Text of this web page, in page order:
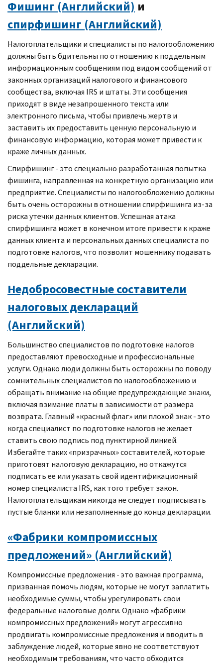
Фишинг (Английский) и
спирфишинг (Английский)
Налогоплательщики и специалисты по налогообложению
должны быть бдительны по отношению к поддельным
информационным сообщениям под видом сообщений от
законных организаций налогового и финансового
сообщества, включая IRS и штаты. Эти сообщения
приходят в виде незапрошенного текста или
электронного письма, чтобы привлечь жертв и
заставить их предоставить ценную персональную и
финансовую информацию, которая может привести к
краже личных данных.
Спирфишинг - это специально разработанная попытка
фишинга, направленная на конкретную организацию или
предприятие. Специалисты по налогообложению должны
быть очень осторожны в отношении спирфишинга из-за
риска утечки данных клиентов. Успешная атака
спирфишинга может в конечном итоге привести к краже
данных клиента и персональных данных специалиста по
подготовке налогов, что позволит мошеннику подавать
поддельные декларации.
Недобросовестные составители
налоговых деклараций
(Английский)
Большинство специалистов по подготовке налогов
предоставляют превосходные и профессиональные
услуги. Однако люди должны быть осторожны по поводу
сомнительных специалистов по налогообложению и
обращать внимание на общие предупреждающие знаки,
включая взимание платы в зависимости от размера
возврата. Главный «красный флаг» или плохой знак - это
когда специалист по подготовке налогов не желает
ставить свою подпись под пунктирной линией.
Избегайте таких «призрачных» составителей, которые
приготовят налоговую декларацию, но откажутся
подписать ее или указать свой идентификационный
номер специалиста IRS, как того требует закон.
Налогоплательщикам никогда не следует подписывать
пустые бланки или незаполненные до конца декларации.
«Фабрики компромиссных
предложений» (Английский)
Компромиссные предложения - это важная программа,
призванная помочь людям, которые не могут заплатить
необходимые суммы, чтобы урегулировать свои
федеральные налоговые долги. Однако «фабрики
компромиссных предложений» могут агрессивно
продвигать компромиссные предложения и вводить в
заблуждение людей, которые явно не соответствуют
необходимым требованиям, что часто обходится